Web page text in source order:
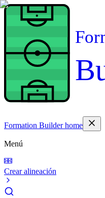
Formation Builder home
Menú
Crear alineación